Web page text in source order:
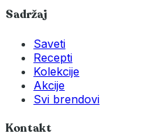
Sadržaj
Saveti
Recepti
Kolekcije
Akcije
Svi brendovi
Kontakt